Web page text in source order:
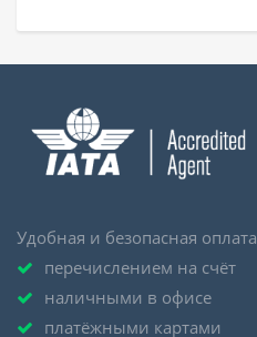
Удобная и безопасная оплата
перечислением на счёт
наличными в офисе
платёжными картами